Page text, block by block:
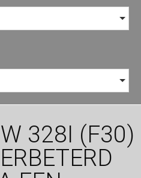
328I (F30)